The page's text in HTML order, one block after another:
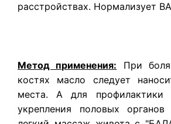
расстройствах. Нормализует
Метод применения: При
костях масло следует
места. А для профилактики
укрепления половых органов